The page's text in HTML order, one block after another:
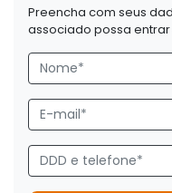
Preencha com seus
associado possa